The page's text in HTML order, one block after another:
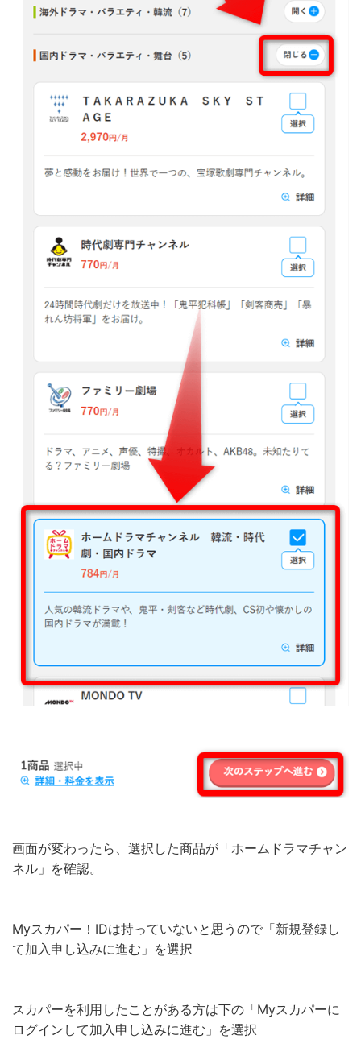
画面が変わったら、選択した商品が「ホームドラマチャン
ネル」を確認。
Myスカパー！IDは持っていないと思うので「新規登録し
て加入申し込みに進む」を選択
スカパーを利用したことがある方は下の「Myスカパーに
ログインして加入申し込みに進む」を選択